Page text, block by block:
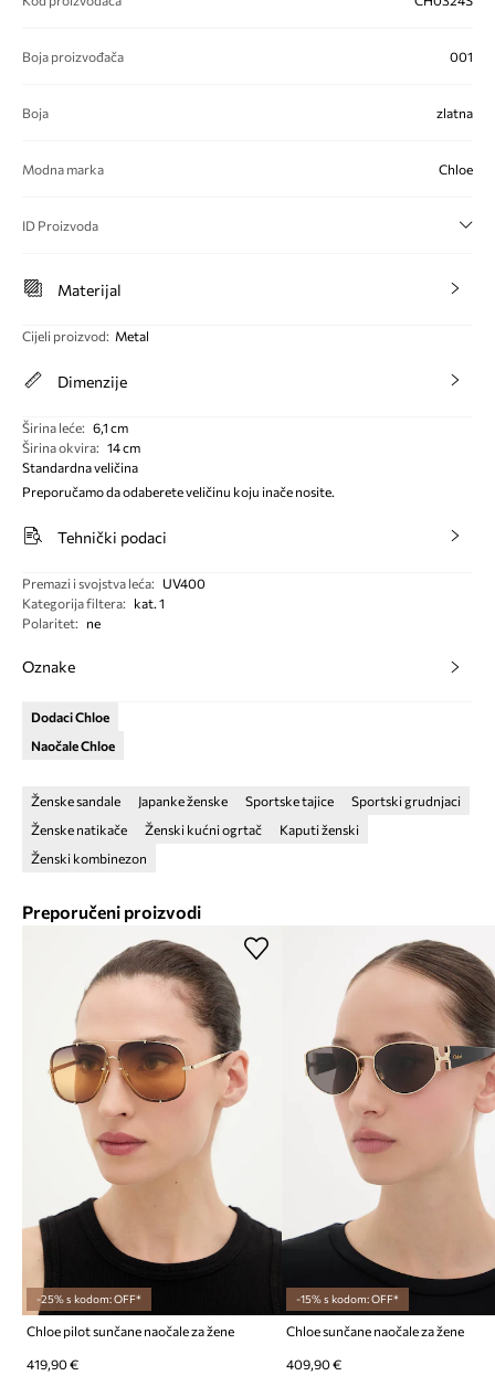
Boja proizvođača 001
Boja zlatna
Modna marka Chloe
ID Proizvoda
Materijal
Cijeli proizvod: Metal
Dimenzije
Širina leće: 6,1 cm
Širina okvira: 14 cm
Standardna veličina
Preporučamo da odaberete veličinu koju inače nosite.
Tehnički podaci
Premazi i svojstva leća:
UV400
Kategorija filtera:
kat. 1
Polaritet: ne
Oznake
Dodaci Chloe
Naočale Chloe
Ženske sandale Japanke ženske Sportske tajice
Sportski grudnjaci
Ženske natikače
Ženski kućni ogrtač
Kaputi ženski
Ženski kombinezon
Preporučeni proizvodi
-25% s kodom: OFF*
Chloe pilot sunčane naočale za žene
419,90 €
-15% s kodom: OFF*
Chloe sunčane naočale za žene
409,90 €